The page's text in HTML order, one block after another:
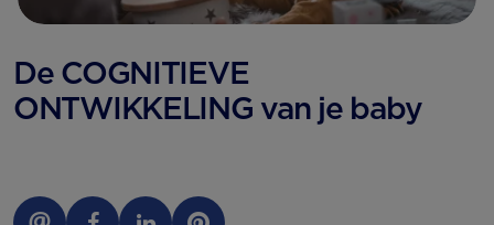
De COGNITIEVE
ONTWIKKELING van je baby